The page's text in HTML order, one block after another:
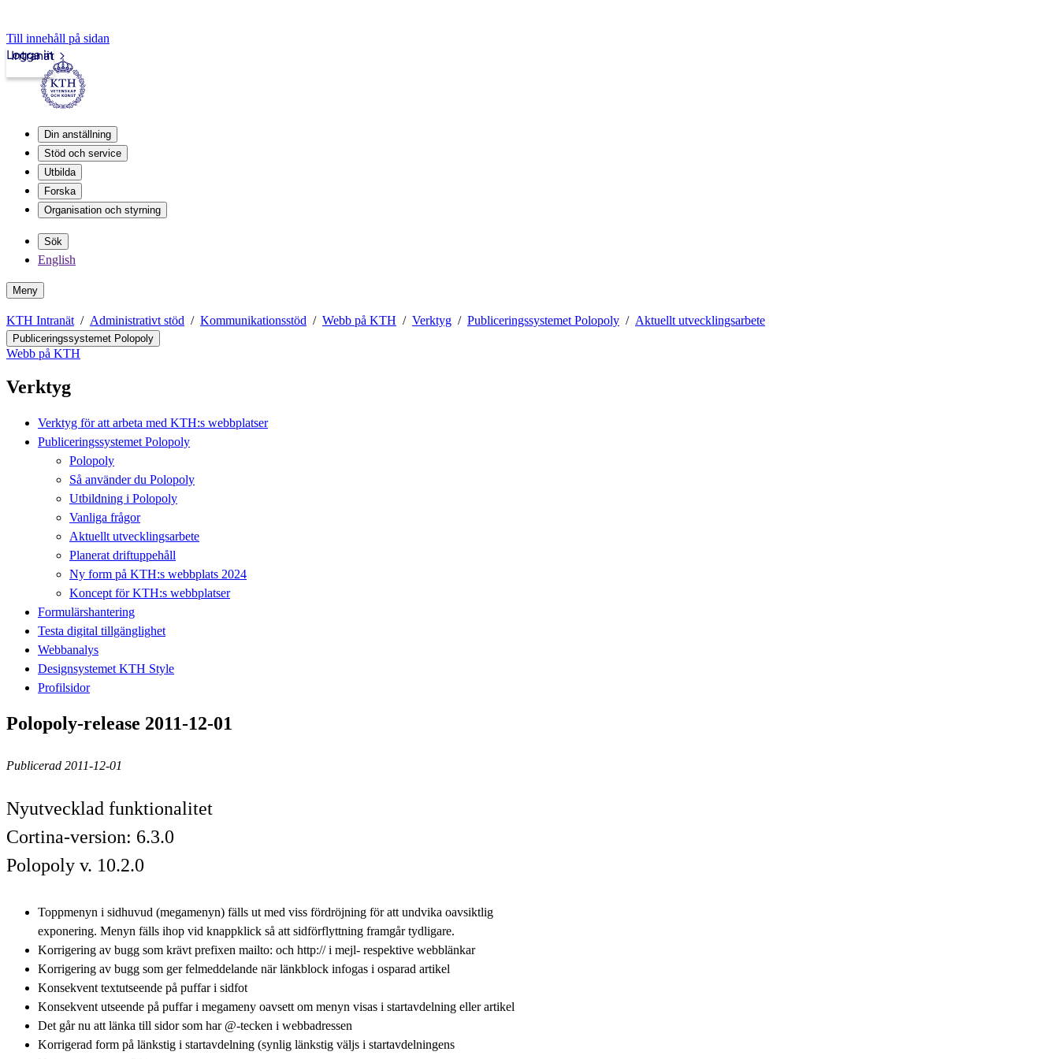
Till innehåll på sidan
Intranät
Logga in
Din anställning
Stöd och service
Utbilda
Forska
Organisation och styrning
Sök
English
Meny
KTH Intranät Administrativt stöd Kommunikationsstöd Webb på KTH Verktyg Publiceringssystemet Polopoly Aktuellt utvecklingsarbete
Publiceringssystemet Polopoly
Webb på KTH
Verktyg
Verktyg för att arbeta med KTH:s webbplatser
Publiceringssystemet Polopoly
Polopoly
Så använder du Polopoly
Utbildning i Polopoly
Vanliga frågor
Aktuellt utvecklingsarbete
Planerat driftuppehåll
Ny form på KTH:s webbplats 2024
Koncept för KTH:s webbplatser
Formulärshantering
Testa digital tillgänglighet
Webbanalys
Designsystemet KTH Style
Profilsidor
Polopoly-release 2011-12-01
Publicerad 2011-12-01
Nyutvecklad funktionalitet
Cortina-version: 6.3.0
Polopoly v. 10.2.0
Toppmenyn i sidhuvud (megamenyn) fälls ut med viss fördröjning för att undvika oavsiktlig
exponering. Menyn fälls ihop vid knappklick så att sidförflyttning framgår tydligare.
Korrigering av bugg som krävt prefixen mailto: och http:// i mejl- respektive webblänkar
Korrigering av bugg som ger felmeddelande när länkblock infogas i osparad artikel
Konsekvent textutseende på puffar i sidfot
Konsekvent utseende på puffar i megameny oavsett om menyn visas i startavdelning eller artikel
Det går nu att länka till sidor som har @-tecken i webbadressen
Korrigerad form på länkstig i startavdelning (synlig länkstig väljs i startavdelningens